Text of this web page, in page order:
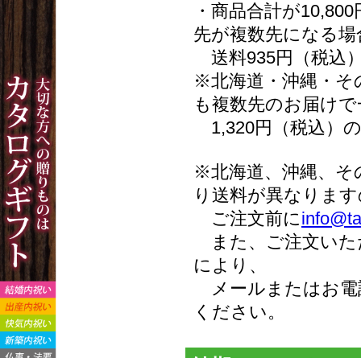
・商品合計が
先が複数先になる
送料935円（税込
※北海道・沖縄・そ
も複数先のお届け
1,320円（税込）
※北海道、沖縄、そ
り送料が異なりま
ご注文前に
また、ご注文いた
により、
メールまたはお電
ください。